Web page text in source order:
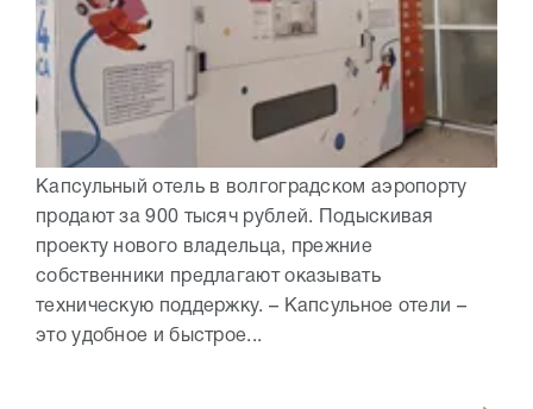
Капсульный отель в волгоградском аэропорту
продают за 900 тысяч рублей. Подыскивая
проекту нового владельца, прежние
собственники предлагают оказывать
техническую поддержку. – Капсульное отели –
это удобное и быстрое...